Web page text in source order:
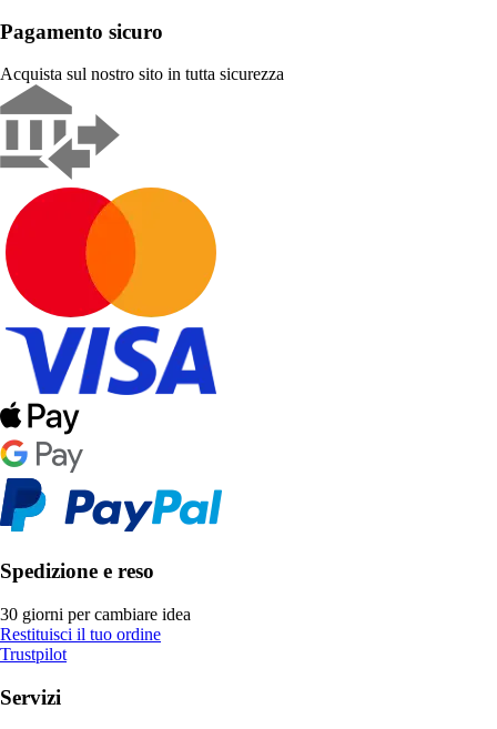
Pagamento sicuro
Acquista sul nostro sito in tutta sicurezza
Spedizione e reso
30 giorni per cambiare idea
Restituisci il tuo ordine
Trustpilot
Servizi